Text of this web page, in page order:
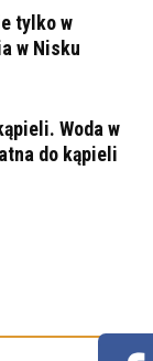
tylko w
w Nisku
Woda w
do kąpieli